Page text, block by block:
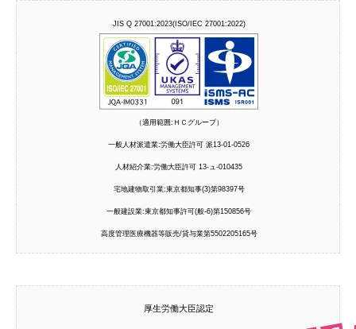
JIS Q 27001:2023(ISO/IEC 27001:2022)
（適用範囲:ＨＣグループ）
一般人材派遣業:労働大臣許可 派13-01-0526
人材紹介業:労働大臣許可 13-ュ-010435
宅地建物取引業:東京都知事(3)第98397号
一般建設業:東京都知事許可(般-6)第150856号
高度管理医療機器等販売/貸与業第5502205165号
厚生労働大臣認定